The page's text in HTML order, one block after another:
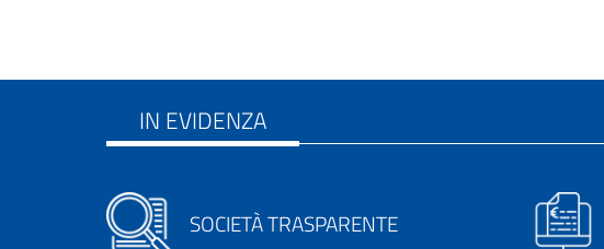
IN EVIDENZA
SOCIETÀ TRASPARENTE